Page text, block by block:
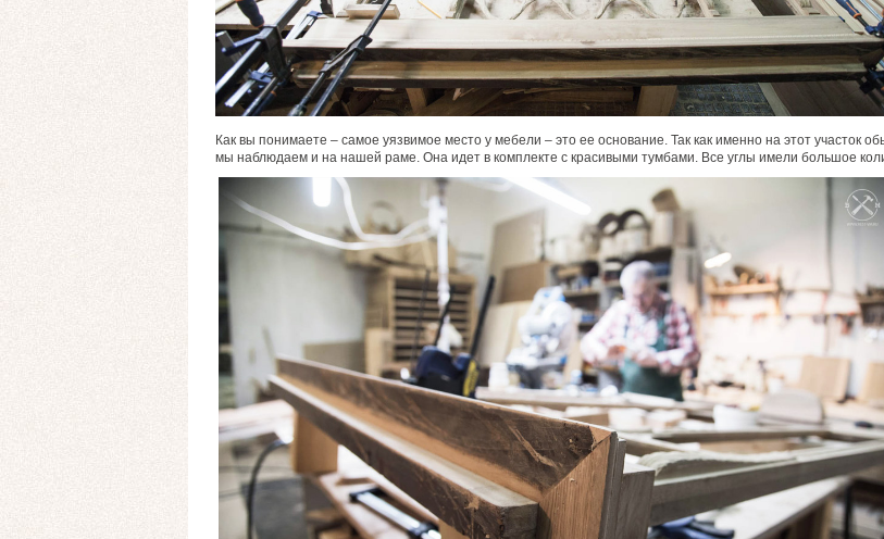
Как вы понимаете – самое уязвимое место у мебели – это ее основание. Так как именно на этот участок
мы наблюдаем и на нашей раме. Она идет в комплекте с красивыми тумбами. Все углы имели большое